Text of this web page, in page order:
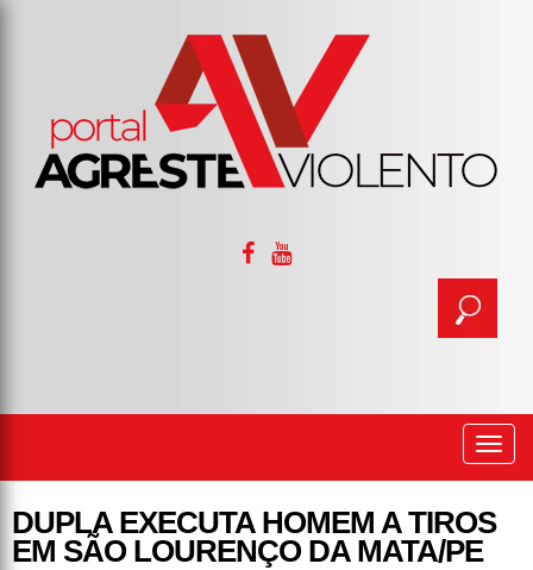
DUPLA EXECUTA HOMEM A TIROS
EM SÃO LOURENÇO DA MATA/PE